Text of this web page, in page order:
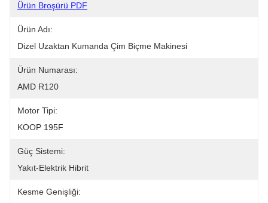
Ürün Broşürü PDF
Ürün Adı:
Dizel Uzaktan Kumanda Çim Biçme Makinesi
Ürün Numarası:
AMD R120
Motor Tipi:
KOOP 195F
Güç Sistemi:
Yakıt-Elektrik Hibrit
Kesme Genişliği: